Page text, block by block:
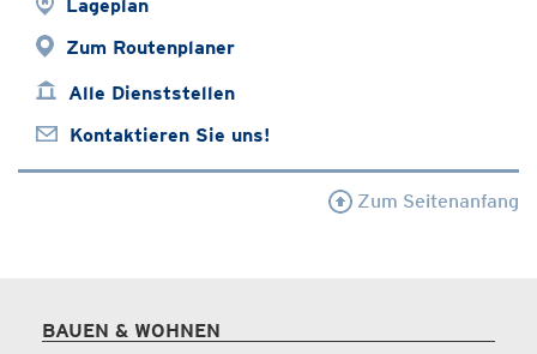
Lageplan
Zum Routenplaner
Alle Dienststellen
Kontaktieren Sie uns!
Zum Seitenanfang
BAUEN & WOHNEN